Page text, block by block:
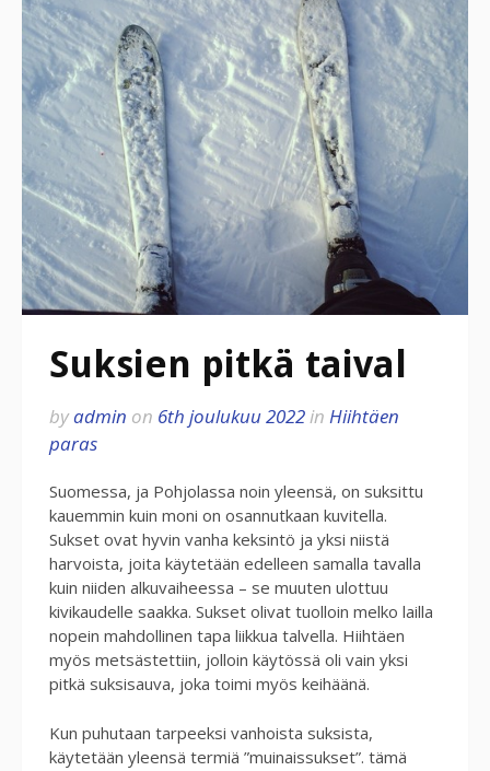
Suksien pitkä taival
byadmin on 6th joulukuu 2022in Hiihtäen
paras
Suomessa, ja Pohjolassa noin yleensä, on suksittu
kauemmin kuin moni on osannutkaan kuvitella.
Sukset ovat hyvin vanha keksintö ja yksi niistä
harvoista, joita käytetään edelleen samalla tavalla
kuin niiden alkuvaiheessa – se muuten ulottuu
kivikaudelle saakka. Sukset olivat tuolloin melko lailla
nopein mahdollinen tapa liikkua talvella. Hiihtäen
myös metsästettiin, jolloin käytössä oli vain yksi
pitkä suksisauva, joka toimi myös keihäänä.
Kun puhutaan tarpeeksi vanhoista suksista,
käytetään yleensä termiä ”muinaissukset”. tämä